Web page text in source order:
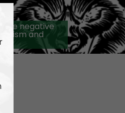
the negative
and